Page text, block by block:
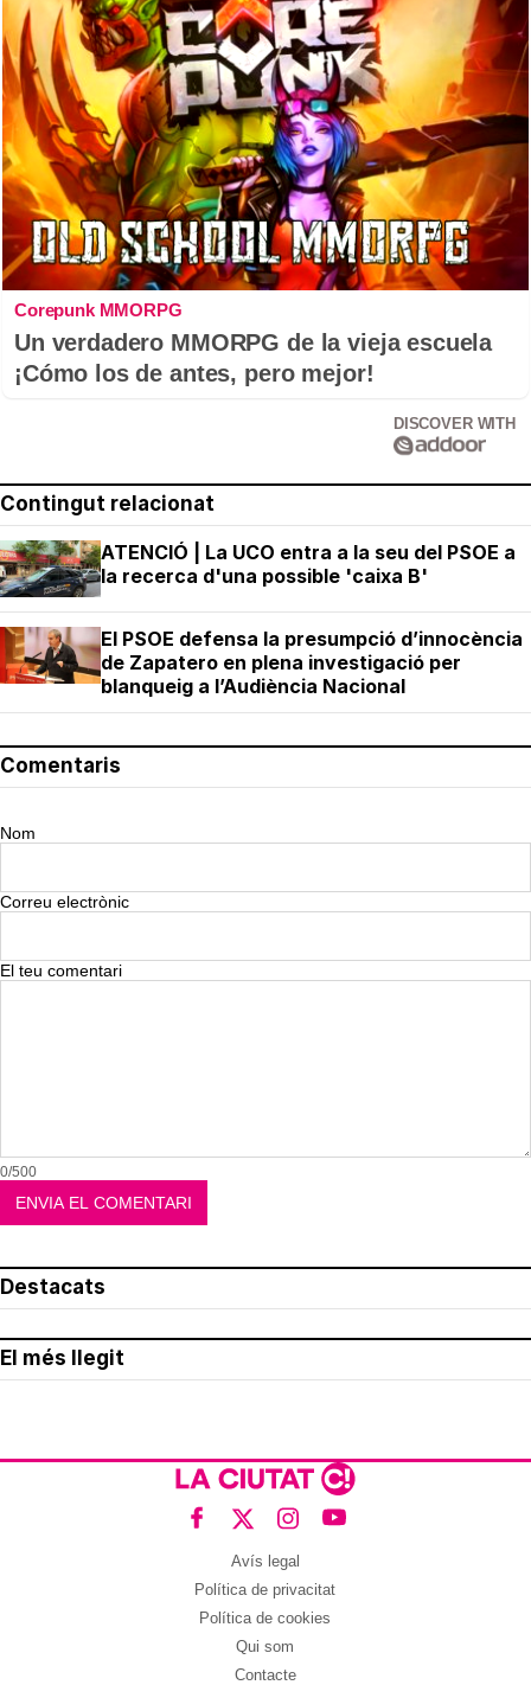
Corepunk MMORPG
Un verdadero MMORPG de la vieja escuela
¡Cómo los de antes, pero mejor!
DISCOVER WITH
Contingut relacionat
ATENCIÓ | La UCO entra a la seu del PSOE a
la recerca d'una possible 'caixa B'
El PSOE defensa la presumpció d’innocència
de Zapatero en plena investigació per
blanqueig a l’Audiència Nacional
Comentaris
Nom
Correu electrònic
El teu comentari
0/500
Destacats
El més llegit
Avís legal
Política de privacitat
Política de cookies
Qui som
Contacte